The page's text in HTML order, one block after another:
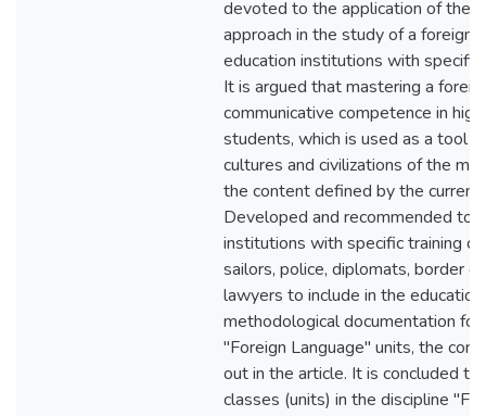
devoted to the application of the
approach in the study of a foreign
education institutions with specific
It is argued that mastering a
communicative competence in
students, which is used as a tool
cultures and civilizations of the
the content defined by the current
Developed and recommended to
institutions with specific training
sailors, police, diplomats, border
lawyers to include in the
methodological documentation for
"Foreign Language" units, the
out in the article. It is concluded
classes (units) in the discipline